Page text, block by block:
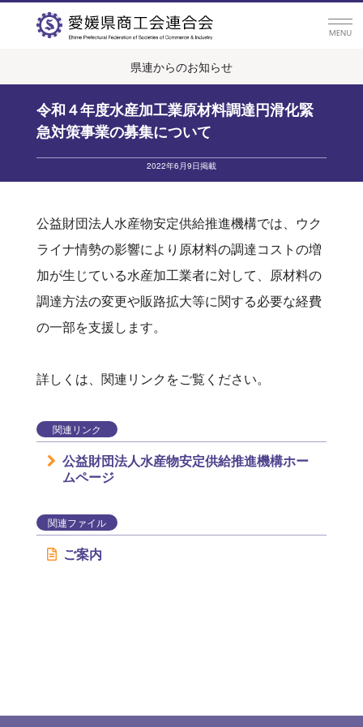
県連からのお知らせ
令和４年度水産加工業原材料調達円滑化緊
急対策事業の募集について
2022年6月9日掲載
公益財団法人水産物安定供給推進機構では、ウク
ライナ情勢の影響により原材料の調達コストの増
加が生じている水産加工業者に対して、原材料の
調達方法の変更や販路拡大等に関する必要な経費
の一部を支援します。
詳しくは、関連リンクをご覧ください。
関連リンク
公益財団法人水産物安定供給推進機構ホー
ムページ
関連ファイル
ご案内